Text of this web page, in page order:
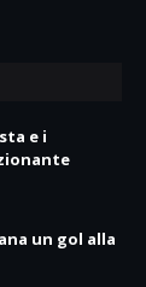
e i
un gol alla